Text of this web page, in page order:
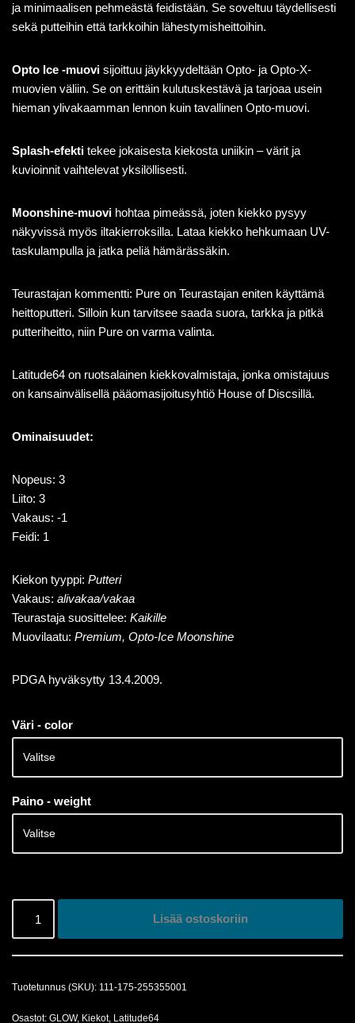
ja minimaalisen pehmeästä feidistään. Se soveltuu täydellisesti
sekä putteihin että tarkkoihin lähestymisheittoihin.
Opto Ice -muovi sijoittuu jäykkyydeltään Opto- ja Opto-X-
muovien väliin. Se on erittäin kulutuskestävä ja tarjoaa usein
hieman ylivakaamman lennon kuin tavallinen Opto-muovi.
Splash-efekti tekee jokaisesta kiekosta uniikin – värit ja
kuvioinnit vaihtelevat yksilöllisesti.
Moonshine-muovi hohtaa pimeässä, joten kiekko pysyy
näkyvissä myös iltakierroksilla. Lataa kiekko hehkumaan UV-
taskulampulla ja jatka peliä hämärässäkin.
Teurastajan kommentti: Pure on Teurastajan eniten käyttämä
heittoputteri. Silloin kun tarvitsee saada suora, tarkka ja pitkä
putteriheitto, niin Pure on varma valinta.
Latitude64 on ruotsalainen kiekkovalmistaja, jonka omistajuus
on kansainvälisellä pääomasijoitusyhtiö House of Discsillä.
Ominaisuudet:
Nopeus: 3
Liito: 3
Vakaus: -1
Feidi: 1
Kiekon tyyppi: Putteri
Vakaus: alivakaa/vakaa
Teurastaja suosittelee: Kaikille
Muovilaatu: Premium, Opto-Ice Moonshine
PDGA hyväksytty 13.4.2009.
Väri - color
Paino - weight
Lisää ostoskoriin
Tuotetunnus (SKU): 111-175-255355001
Osastot: GLOW, Kiekot, Latitude64